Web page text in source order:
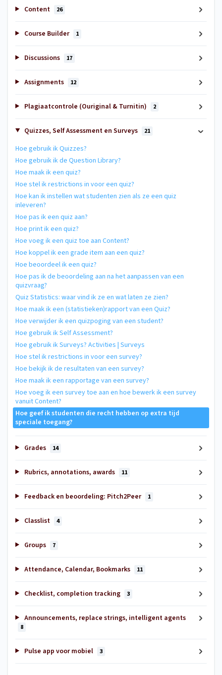
Content 26
Course Builder 1
Discussions 17
Assignments 12
Plagiaatcontrole (Ouriginal & Turnitin) 2
Quizzes, Self Assessment en Surveys 21
Hoe gebruik ik Quizzes?
Hoe gebruik ik de Question Library?
Hoe maak ik een quiz?
Hoe stel ik restrictions in voor een quiz?
Hoe kan ik instellen wat studenten zien als ze een quiz
inleveren?
Hoe pas ik een quiz aan?
Hoe print ik een quiz?
Hoe voeg ik een quiz toe aan Content?
Hoe koppel ik een grade item aan een quiz?
Hoe beoordeel ik een quiz?
Hoe pas ik de beoordeling aan na het aanpassen van een
quizvraag?
Quiz Statistics: waar vind ik ze en wat laten ze zien?
Hoe maak ik een (statistieken)rapport van een Quiz?
Hoe verwijder ik een quizpoging van een student?
Hoe gebruik ik Self Assessment?
Hoe gebruik ik Surveys? Activities | Surveys
Hoe stel ik restrictions in voor een survey?
Hoe bekijk ik de resultaten van een survey?
Hoe maak ik een rapportage van een survey?
Hoe voeg ik een survey toe aan en hoe bewerk ik een survey
vanuit Content?
Hoe geef ik studenten die recht hebben op extra tijd
speciale toegang?
Grades 14
Rubrics, annotations, awards 11
Feedback en beoordeling: Pitch2Peer 1
Classlist 4
Groups 7
Attendance, Calendar, Bookmarks 11
Checklist, completion tracking 3
Announcements, replace strings, intelligent agents
8
Pulse app voor mobiel 3